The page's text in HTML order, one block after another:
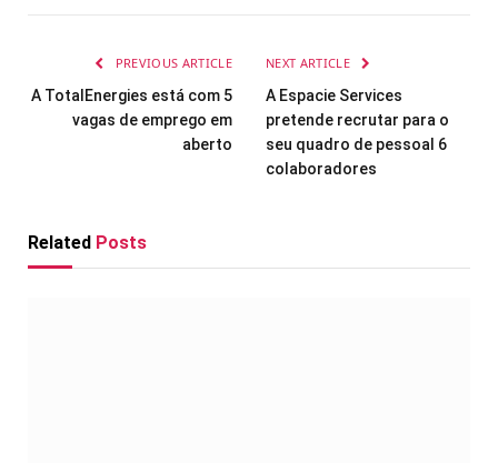
PREVIOUS ARTICLE
A TotalEnergies está com 5
vagas de emprego em
aberto
NEXT ARTICLE
A Espacie Services
pretende recrutar para o
seu quadro de pessoal 6
colaboradores
Related Posts